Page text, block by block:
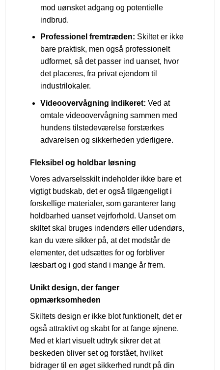
mod uønsket adgang og potentielle
indbrud.
Professionel fremtræden: Skiltet er ikke
bare praktisk, men også professionelt
udformet, så det passer ind uanset, hvor
det placeres, fra privat ejendom til
industrilokaler.
Videoovervågning indikeret: Ved at
omtale videoovervågning sammen med
hundens tilstedeværelse forstærkes
advarelsen og sikkerheden yderligere.
Fleksibel og holdbar løsning
Vores advarselsskilt indeholder ikke bare et
vigtigt budskab, det er også tilgængeligt i
forskellige materialer, som garanterer lang
holdbarhed uanset vejrforhold. Uanset om
skiltet skal bruges indendørs eller udendørs,
kan du være sikker på, at det modstår de
elementer, det udsættes for og forbliver
læsbart og i god stand i mange år frem.
Unikt design, der fanger
opmærksomheden
Skiltets design er ikke blot funktionelt, det er
også attraktivt og skabt for at fange øjnene.
Med et klart visuelt udtryk sikrer det at
beskeden bliver set og forstået, hvilket
bidrager til en øget sikkerhed rundt på din